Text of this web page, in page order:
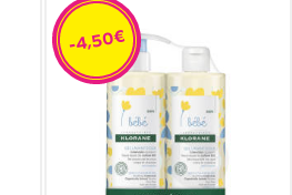
-4,50€